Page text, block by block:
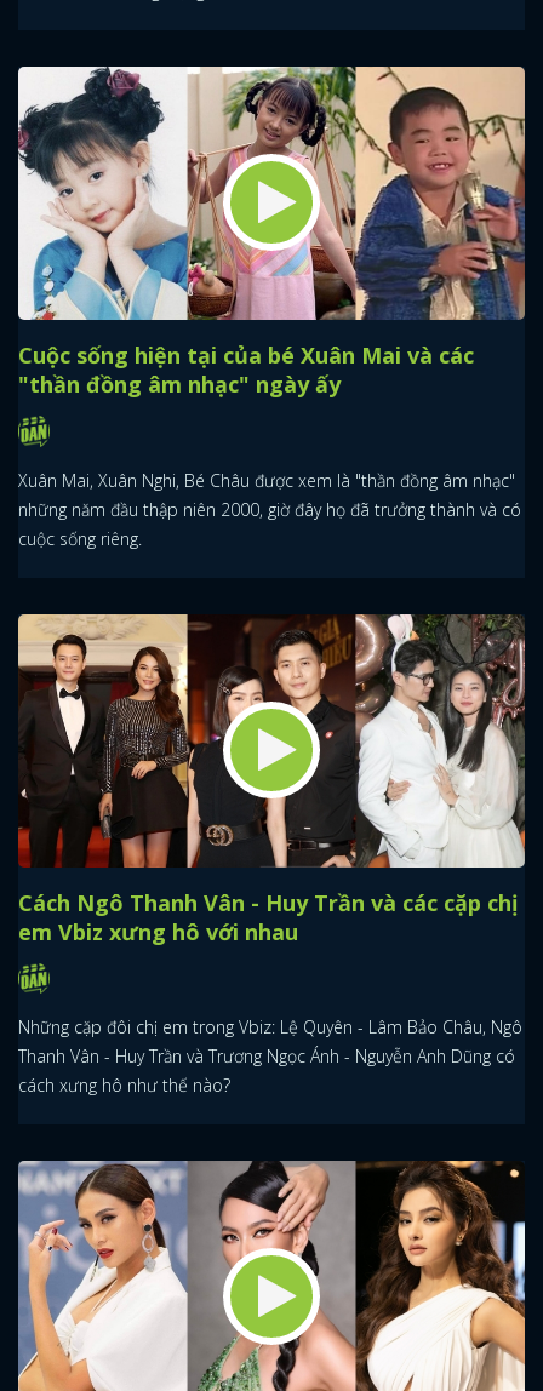
Cuộc sống hiện tại của bé Xuân Mai và các
"thần đồng âm nhạc" ngày ấy
Xuân Mai, Xuân Nghi, Bé Châu được xem là "thần đồng âm nhạc"
những năm đầu thập niên 2000, giờ đây họ đã trưởng thành và có
cuộc sống riêng.
Cách Ngô Thanh Vân - Huy Trần và các cặp chị
em Vbiz xưng hô với nhau
Những cặp đôi chị em trong Vbiz: Lệ Quyên - Lâm Bảo Châu, Ngô
Thanh Vân - Huy Trần và Trương Ngọc Ánh - Nguyễn Anh Dũng có
cách xưng hô như thế nào?